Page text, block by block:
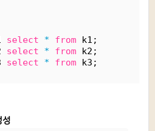
select * from k1;
select * from k2;
select * from k3;
성